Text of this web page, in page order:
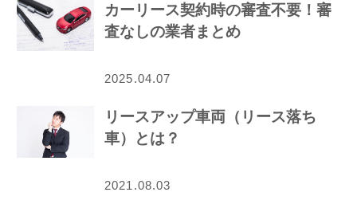
カーリース契約時の審査不要！審
査なしの業者まとめ
2025.04.07
リースアップ車両（リース落ち
車）とは？
2021.08.03